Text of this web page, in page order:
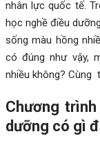
nhân lực quốc tế.
học nghề điều
sống màu hồng
có đúng như vậy,
nhiều không? Cùng
Chương
dưỡng có gì